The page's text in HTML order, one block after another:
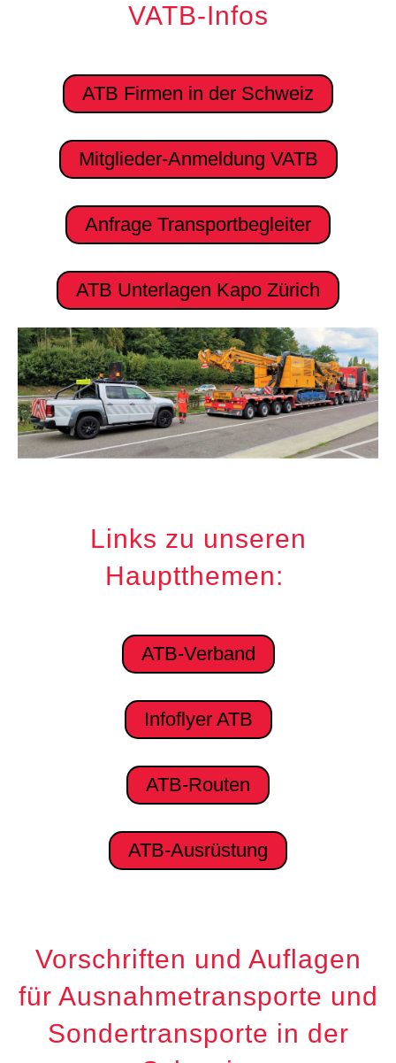
VATB-Infos
ATB Firmen in der Schweiz
Mitglieder-Anmeldung VATB
Anfrage Transportbegleiter
ATB Unterlagen Kapo Zürich
Links zu unseren
Hauptthemen:
ATB-Verband
Infoflyer ATB
ATB-Routen
ATB-Ausrüstung
Vorschriften und Auflagen
für Ausnahmetransporte und
Sondertransporte in der